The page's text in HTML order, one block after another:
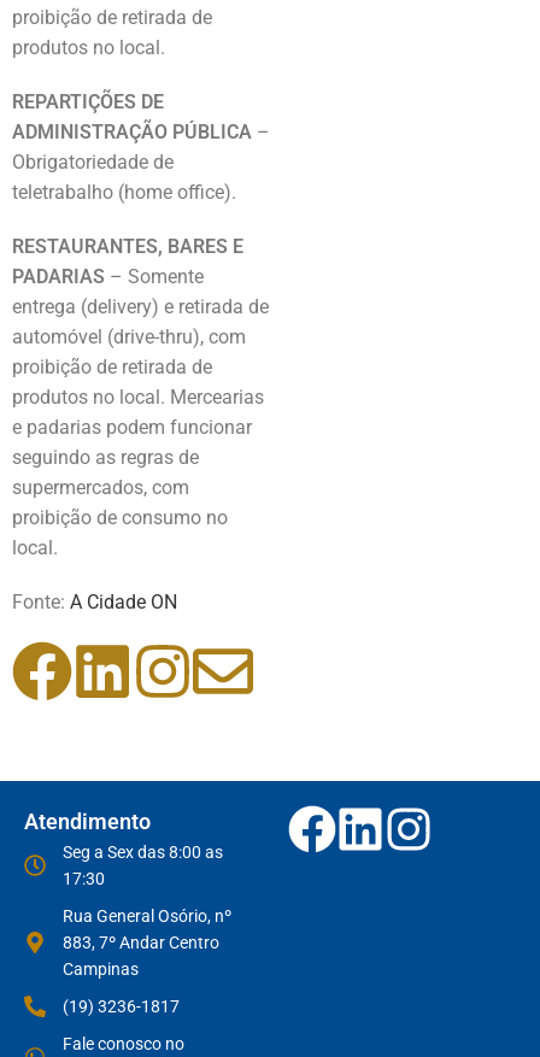
proibição de retirada de
produtos no local.
REPARTIÇÕES DE
ADMINISTRAÇÃO PÚBLICA –
Obrigatoriedade de
teletrabalho (home office).
RESTAURANTES, BARES E
PADARIAS – Somente
entrega (delivery) e retirada de
automóvel (drive-thru), com
proibição de retirada de
produtos no local. Mercearias
e padarias podem funcionar
seguindo as regras de
supermercados, com
proibição de consumo no
local.
Fonte: A Cidade ON
Atendimento
Seg a Sex das 8:00 as
17:30
Rua General Osório, nº
883, 7º Andar Centro
Campinas
(19) 3236-1817
Fale conosco no